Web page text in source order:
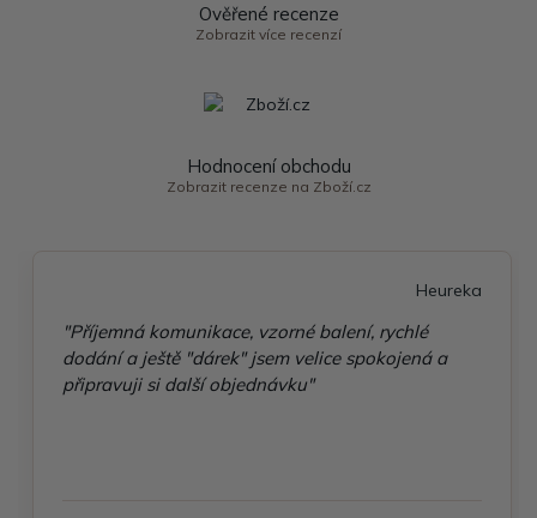
Ověřené recenze
Zobrazit více recenzí
Hodnocení obchodu
Zobrazit recenze na Zboží.cz
Heureka
"Příjemná komunikace, vzorné balení, rychlé
dodání a ještě "dárek" jsem velice spokojená a
připravuji si další objednávku"